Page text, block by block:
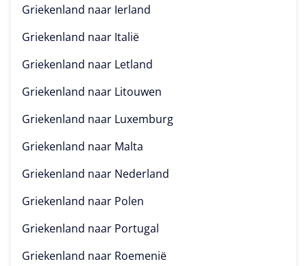
Griekenland naar Ierland
Griekenland naar Italië
Griekenland naar Letland
Griekenland naar Litouwen
Griekenland naar Luxemburg
Griekenland naar Malta
Griekenland naar Nederland
Griekenland naar Polen
Griekenland naar Portugal
Griekenland naar Roemenië